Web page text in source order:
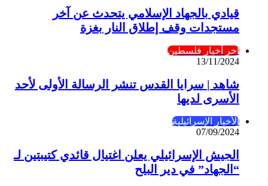
قيادي بالجهاد الإسلامي يتحدث عن آخر
مستجدات وقف إطلاق النار بغزة
آخر أخبار فلسطين
13/11/2024
شاهد | سرايا القدس تنشر الرسالة الأولى لأحد
الأسرى لديها
الأخبار الإسرائيلية
07/09/2024
الجيش الإسرائيلي يعلن اغتيال قائدي كتيبتين لـ
“الجهاد” في دير البلح